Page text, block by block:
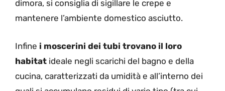
dimora, si consiglia di sigillare le crepe e
mantenere l’ambiente domestico asciutto.
Infine i moscerini dei tubi trovano il loro
habitat ideale negli scarichi del bagno e della
cucina, caratterizzati da umidità e all’interno dei